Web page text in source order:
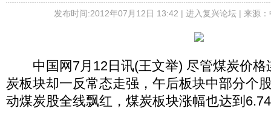
发布时间:2012年07月12日 13:42 | 进入复兴论坛| 来源
中国网7月12日讯(王文举) 尽管煤炭价格
炭板块却一反常态走强，午后板块中部分个
动煤炭股全线飘红，煤炭板块涨幅也达到